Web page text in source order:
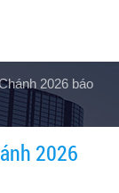
2026 báo
2026